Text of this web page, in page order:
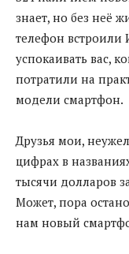
знает, но без неё
телефон встроили
успокаивать вас,
потратили на
модели смартфон.
Друзья мои,
цифрах в
тысячи долларов
Может, пора
нам новый